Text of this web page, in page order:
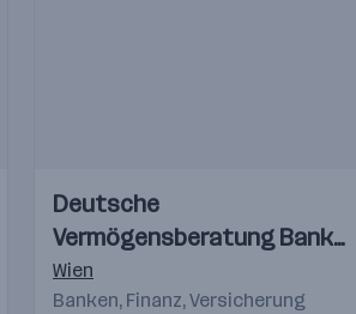
Innsbruck,Feldkirch
Videos
Einblicke
Einblicke
Deutsche
Vermögensberatung Bank
AG
Wien
Banken, Finanz, Versicherung